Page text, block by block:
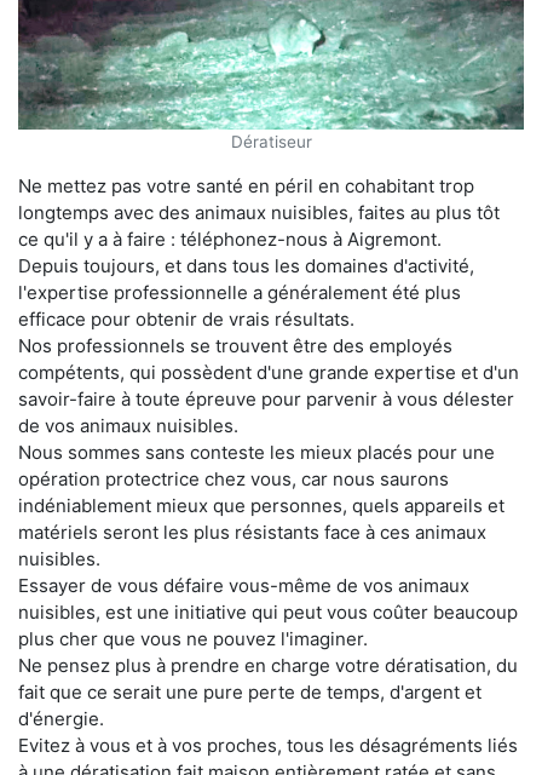
Dératiseur
Ne mettez pas votre santé en péril en cohabitant trop
longtemps avec des animaux nuisibles, faites au plus tôt
ce qu'il y a à faire : téléphonez-nous à Aigremont.
Depuis toujours, et dans tous les domaines d'activité,
l'expertise professionnelle a généralement été plus
efficace pour obtenir de vrais résultats.
Nos professionnels se trouvent être des employés
compétents, qui possèdent d'une grande expertise et d'un
savoir-faire à toute épreuve pour parvenir à vous délester
de vos animaux nuisibles.
Nous sommes sans conteste les mieux placés pour une
opération protectrice chez vous, car nous saurons
indéniablement mieux que personnes, quels appareils et
matériels seront les plus résistants face à ces animaux
nuisibles.
Essayer de vous défaire vous-même de vos animaux
nuisibles, est une initiative qui peut vous coûter beaucoup
plus cher que vous ne pouvez l'imaginer.
Ne pensez plus à prendre en charge votre dératisation, du
fait que ce serait une pure perte de temps, d'argent et
d'énergie.
Evitez à vous et à vos proches, tous les désagréments liés